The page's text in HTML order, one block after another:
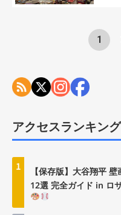
1
アクセスランキング
1
【保存版】大谷翔平 壁
12選 完全ガイド in ロ